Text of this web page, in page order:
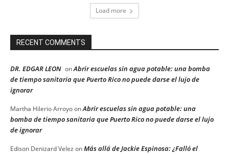
Load more
RECENT COMMENTS
DR. EDGAR LEON onAbrir escuelas sin agua potable: una bomba
de tiempo sanitaria que Puerto Rico no puede darse el lujo de
ignorar
Martha Hilerio ArroyoonAbrir escuelas sin agua potable: una
bomba de tiempo sanitaria que Puerto Rico no puede darse el lujo
de ignorar
Edison Denizard Velez onMás allá de Jackie Espinosa: ¿Falló el